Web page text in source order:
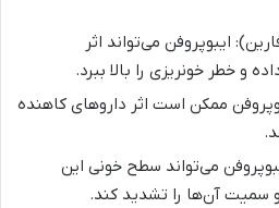
ایبوپروفن می‌تواند اثر
و خطر خونریزی را بالا ببرد.
ممکن است اثر داروهای کاهنده
می‌تواند سطح خونی این
و سمیت آن‌ها را تشدید کند.